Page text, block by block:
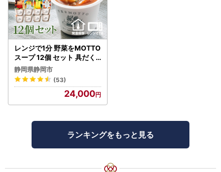
レンジで1分 野菜をMOTTO
スープ 12個 セット 具だく
さんスープ 朝食 惣菜 国産
野菜 常温保存
静岡県静岡市
(53)
24,000
ランキングをもっと見る